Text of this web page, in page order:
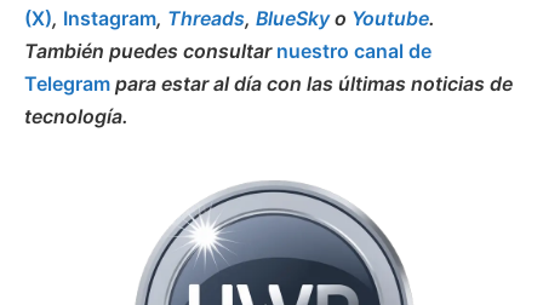
(X), Instagram, Threads, BlueSkyo Youtube.
También puedes consultar nuestro canal de
Telegram para estar al día con las últimas noticias de
tecnología.